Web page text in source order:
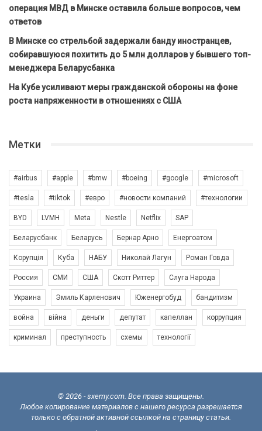
операция МВД в Минске оставила больше вопросов, чем
ответов
В Минске со стрельбой задержали банду иностранцев,
собиравшуюся похитить до 5 млн долларов у бывшего топ-
менеджера Беларусбанка
На Кубе усиливают меры гражданской обороны на фоне
роста напряженности в отношениях с США
Метки
#airbus #apple #bmw #boeing #google #microsoft
#tesla #tiktok #евро #новости компаний #технологии
BYD LVMH Meta Nestle Netflix SAP
Беларусбанк Беларусь Бернар Арно Енергоатом
Корупція Куба НАБУ Николай Лагун Роман Говда
Россия СМИ США Скотт Риттер Слуга Народа
Украина Эмиль Карленович Юженергобуд бандитизм
война війна деньги депутат капеллан коррупция
криминал преступность схемы технології
© 2026 - sxemy.com. Все права защищены.
Любое копирование материалов с нашего ресурса разрешается
только с обратной активной ссылкой на страницу статьи.